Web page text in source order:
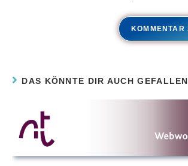
DAS KÖNNTE DIR AUCH GEFALLEN